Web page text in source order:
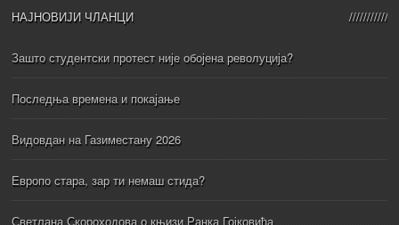
НАЈНОВИЈИ ЧЛАНЦИ
Зашто студентски протест није обојена револуција?
Последња времена и покајање
Видовдан на Газиместану 2026
Европо стара, зар ти немаш стида?
Светлана Скороходова о књизи Ранка Гојковића